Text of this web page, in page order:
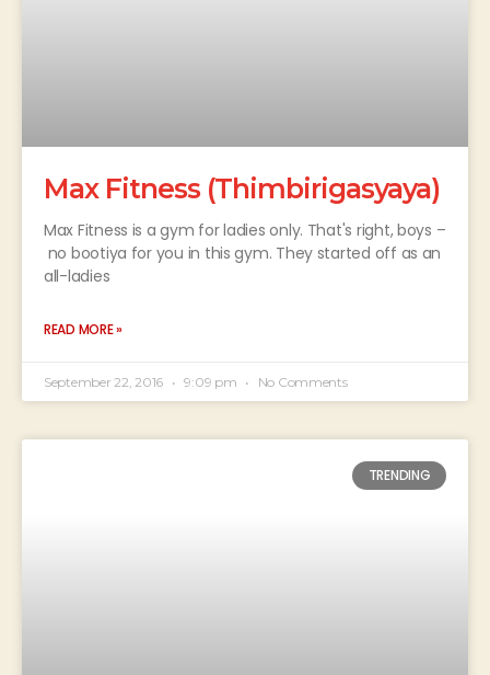
Max Fitness (Thimbirigasyaya)
Max Fitness is a gym for ladies only. That's right, boys –
no bootiya for you in this gym. They started off as an
all-ladies
READ MORE »
September 22, 2016 9:09 pm No Comments
TRENDING